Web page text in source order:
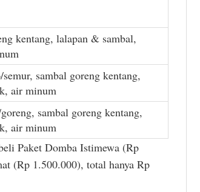
kentang, lalapan & sambal,
sambal goreng kentang,
air minum
sambal goreng kentang,
air minum
Paket Domba Istimewa (Rp
(Rp 1.500.000), total hanya Rp